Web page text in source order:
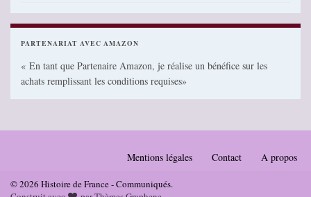
PARTENARIAT AVEC AMAZON
« En tant que Partenaire Amazon, je réalise un bénéfice sur les
achats remplissant les conditions requises»
Mentions légales Contact A propos
© 2026 Histoire de France - Communiqués.